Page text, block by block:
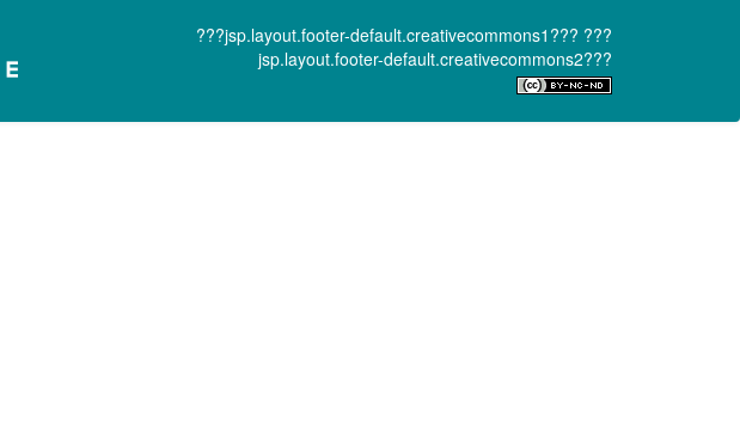
???jsp.layout.footer-default.creativecommons1??? ???
jsp.layout.footer-default.creativecommons2???